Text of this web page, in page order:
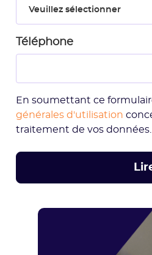
Téléphone
En soumettant ce
générales d'utilisation
traitement de vos données.